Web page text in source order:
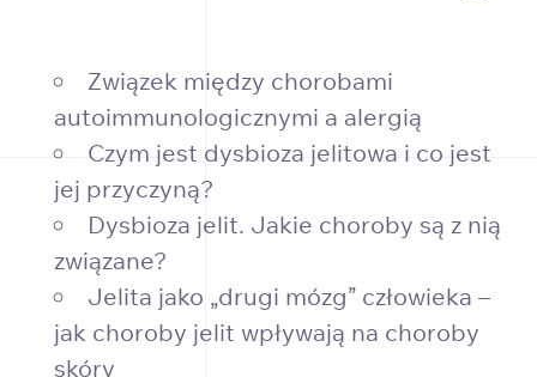
Związek między chorobami
autoimmunologicznymi a alergią
Czym jest dysbioza jelitowa i co jest
jej przyczyną?
Dysbioza jelit. Jakie choroby są z nią
związane?
Jelita jako „drugi mózg” człowieka –
jak choroby jelit wpływają na choroby
skóry